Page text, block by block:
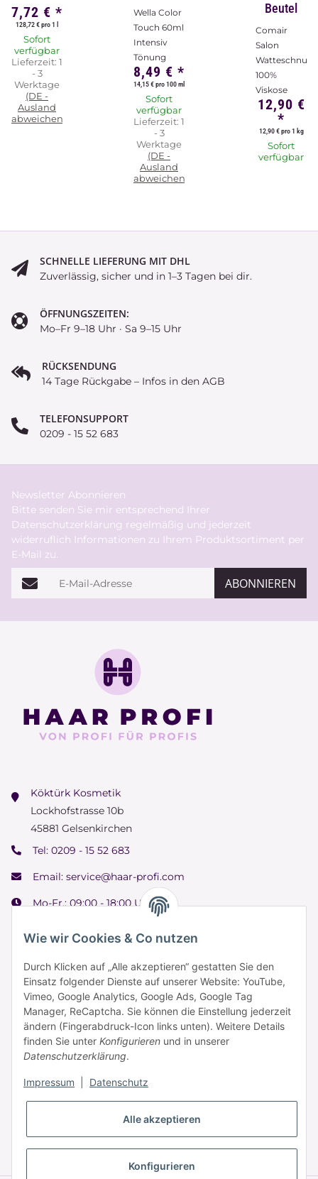
Wie wir Cookies & Co nutzen
Durch Klicken auf „Alle akzeptieren“ gestatten Sie den
Einsatz folgender Dienste auf unserer Website: YouTube,
Vimeo, Google Analytics, Google Ads, Google Tag
Manager, ReCaptcha. Sie können die Einstellung jederzeit
ändern (Fingerabdruck-Icon links unten). Weitere Details
finden Sie unter Konfigurieren und in unserer
Datenschutzerklärung.
Impressum Datenschutz
Alle akzeptieren
Konfigurieren
7,72 € *
128,72 € pro 1 l
Sofort
verfügbar
Lieferzeit: 1
- 3
Werktage
(DE -
Ausland
abweichend)
Wella Color
Touch 60ml
Intensiv
Tönung
8,49 € *
14,15 € pro 100 ml
Sofort
verfügbar
Lieferzeit: 1
- 3
Werktage
(DE -
Ausland
abweichend)
Beutel
Comair
Salon
Watteschnur
100%
Viskose
12,90 €
*
12,90 € pro 1 kg
Sofort
verfügbar
SCHNELLE LIEFERUNG MIT DHL
Zuverlässig, sicher und in 1–3 Tagen bei dir.
ÖFFNUNGSZEITEN:
Mo–Fr 9–18 Uhr · Sa 9–15 Uhr
RÜCKSENDUNG
14 Tage Rückgabe – Infos in den AGB
TELEFONSUPPORT
0209 - 15 52 683
Newsletter Abonnieren
Bitte senden Sie mir entsprechend Ihrer
Datenschutzerklärung regelmäßig und jederzeit
widerruflich Informationen zu Ihrem Produktsortiment per
E-Mail zu.
E-Mail-Adresse ABONNIEREN
Köktürk Kosmetik
Lockhofstrasse 10b
45881 Gelsenkirchen
Tel: 0209 - 15 52 683
Email: service@haar-profi.com
Mo-Fr.: 09:00 - 18:00 Uhr
Samstag: 09:00 - 15:00 Uhr
Informationen
Zahlung & Versand